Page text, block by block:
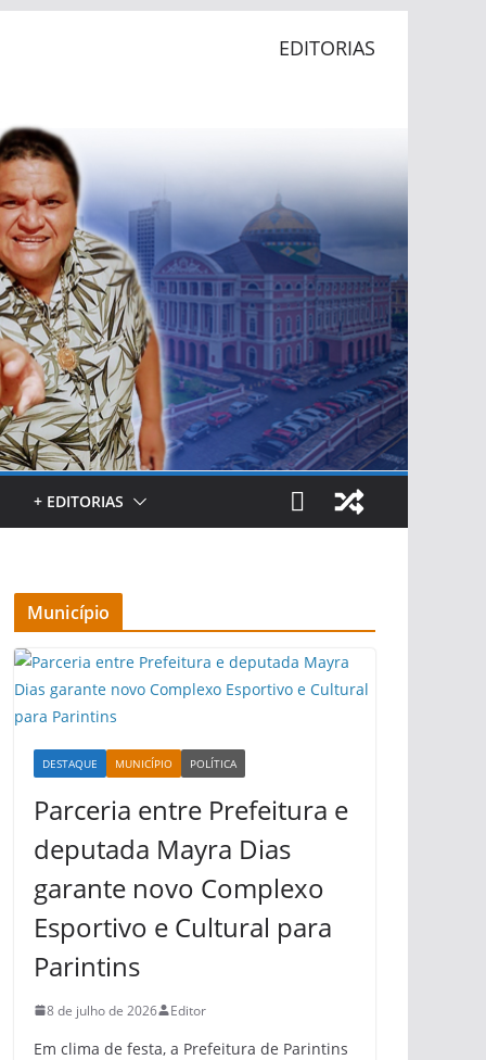
EDITORIAS
+ EDITORIAS
Município
DESTAQUE MUNICÍPIO POLÍTICA
Parceria entre Prefeitura e
deputada Mayra Dias
garante novo Complexo
Esportivo e Cultural para
Parintins
8 de julho de 2026 Editor
Em clima de festa, a Prefeitura de Parintins